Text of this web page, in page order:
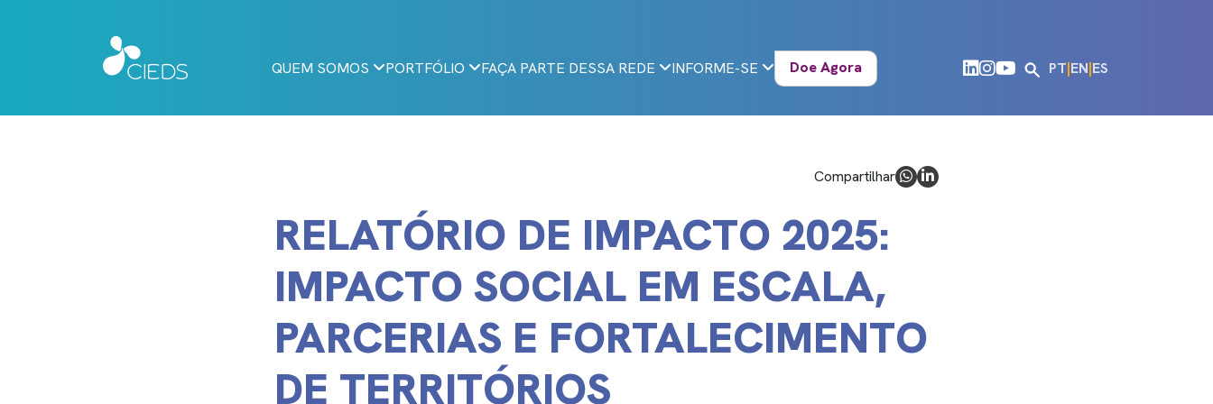
QUEM SOMOS PORTFÓLIO FAÇA PARTE DESSA REDE INFORME-SE Doe Agora PT|EN|ES
Compartilhar
RELATÓRIO DE IMPACTO 2025:
IMPACTO SOCIAL EM ESCALA,
PARCERIAS E FORTALECIMENTO
DE TERRITÓRIOS